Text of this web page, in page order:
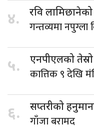
४. रवि लामिछानेको
गन्तव्यमा नपुग्ला
५. एनपीएलको तेस्रो
कात्तिक ९ देखि
६. सप्तरीको
गाँजा बरामद